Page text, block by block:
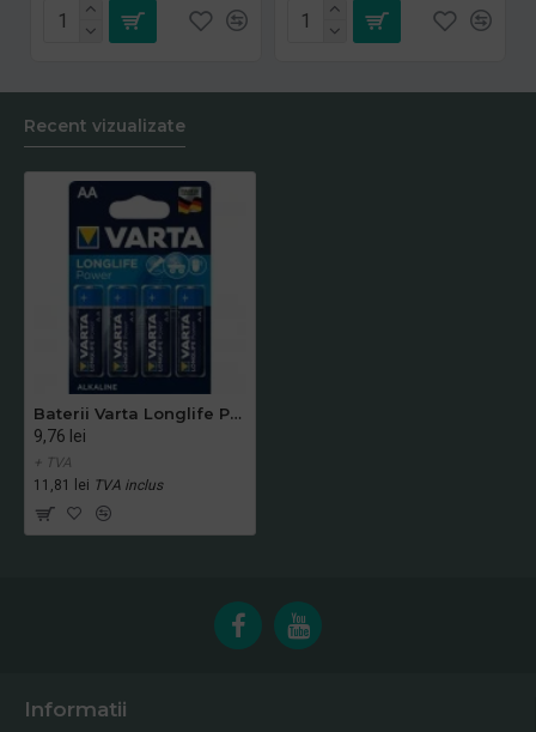
Recent vizualizate
Baterii Varta Longlife Power, LR6, AA, alcaline, 1.5 V, 4 bucati/set
9,76 lei
+ TVA
11,81 lei TVA inclus
Informatii